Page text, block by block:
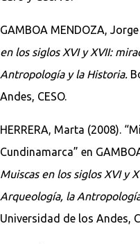
GAMBOA MENDOZA,
en los siglos XVI y XVII:
Antropología y la Historia.
Andes, CESO.
HERRERA, Marta (2008).
Cundinamarca” en
Muiscas en los siglos XVI y
Arqueología, la
Universidad de los Andes,